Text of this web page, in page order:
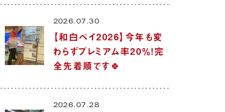
2026.07.30
【和白ペイ2026】今年も変
わらずプレミアム率20％！完
全先着順です🍀
2026.07.28